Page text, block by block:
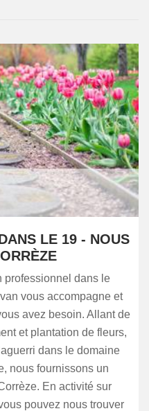
LE 19 - NOUS
professionnel dans le
vous accompagne et
avez besoin. Allant de
et plantation de fleurs,
dans le domaine
nous fournissons un
En activité sur
pouvez nous trouver